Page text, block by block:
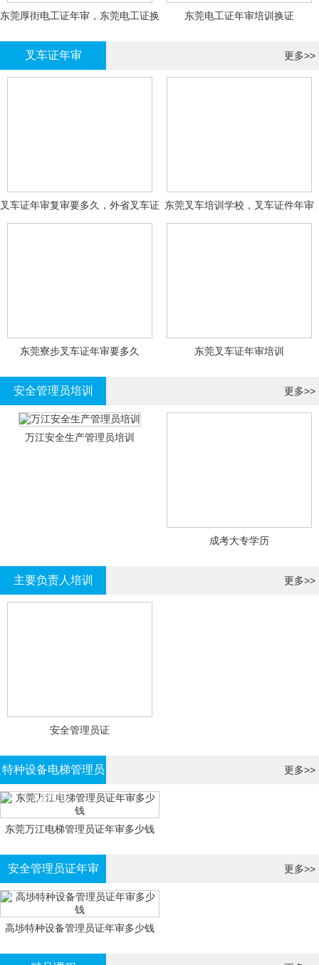
东莞厚街电工证年审，东莞电工证换
东莞电工证年审培训换证
叉车证年审 更多>>
叉车证年审复审要多久，外省叉车证
年审换证
东莞叉车培训学校，叉车证件年审
东莞寮步叉车证年审要多久 东莞叉车证年审培训
安全管理员培训 更多>>
万江安全生产管理员培训
成考大专学历
主要负责人培训 更多>>
安全管理员证
特种设备电梯管理员
证年审
更多>>
东莞万江电梯管理员证年审多少钱
安全管理员证年审 更多>>
高埗特种设备管理员证年审多少钱